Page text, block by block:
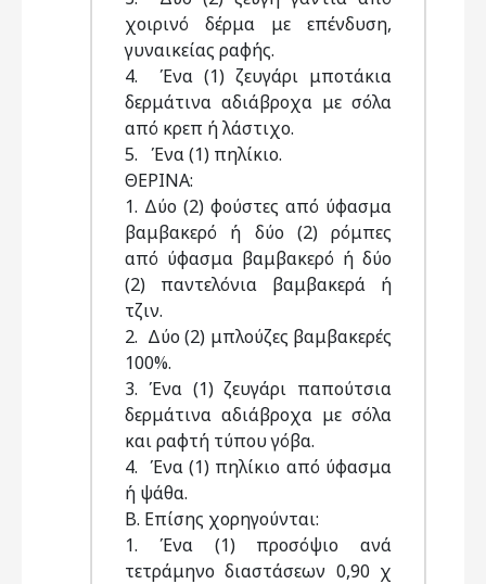
χοιρινό δέρμα με επένδυση,
γυναικείας ραφής.
4. Ένα (1) ζευγάρι μποτάκια
δερμάτινα αδιάβροχα με σόλα
από κρεπ ή λάστιχο.
5. Ένα (1) πηλίκιο.
ΘΕΡΙΝΑ:
1. Δύο (2) φούστες από ύφασμα
βαμβακερό ή δύο (2) ρόμπες
από ύφασμα βαμβακερό ή δύο
(2) παντελόνια βαμβακερά ή
τζιν.
2. Δύο (2) μπλούζες βαμβακερές
100%.
3. Ένα (1) ζευγάρι παπούτσια
δερμάτινα αδιάβροχα με σόλα
και ραφτή τύπου γόβα.
4. Ένα (1) πηλίκιο από ύφασμα
ή ψάθα.
Β. Επίσης χορηγούνται:
1. Ένα (1) προσόψιο ανά
τετράμηνο διαστάσεων 0,90 χ